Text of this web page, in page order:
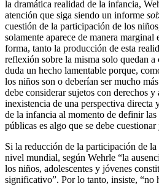
la dramática realidad de la infancia,
atención que siga siendo un informe
cuestión de la participación de los
solamente aparece de manera marginal
forma, tanto la producción de esta
reflexión sobre la misma solo quedan a
duda un hecho lamentable porque,
los niños son o deberían ser mucho
debe considerar sujetos con derechos y
inexistencia de una perspectiva directa
de la infancia al momento de definir
públicas es algo que se debe
Si la reducción de la participación de
nivel mundial, según Wehrle “la
los niños, adolescentes y jóvenes
significativo”. Por lo tanto, insiste, “no